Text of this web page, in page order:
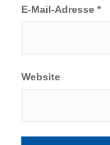
E-Mail-Adresse *
Website